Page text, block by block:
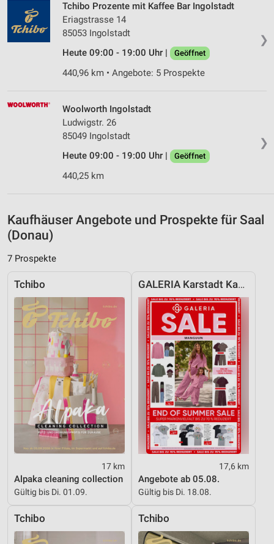
❯
Tchibo Prozente mit Kaffee Bar Ingolstadt
Eriagstrasse 14
85053 Ingolstadt
Heute 09:00 - 19:00 Uhr |
Geöffnet
440,96 km • Angebote: 5 Prospekte
❯
Woolworth Ingolstadt
Ludwigstr. 26
85049 Ingolstadt
Heute 09:00 - 19:00 Uhr |
Geöffnet
440,25 km
Kaufhäuser Angebote und Prospekte für Saal
(Donau)
7 Prospekte
Tchibo
17 km
Alpaka cleaning collection
Gültig bis Di. 01.09.
GALERIA Karstadt Kaufhof
17,6 km
Angebote ab 05.08.
Gültig bis Di. 18.08.
Tchibo Tchibo
Speichern von oder Zugriff auf Informationen
auf einem Endgerät
Verwendung reduzierter Daten zur Auswahl von
Verwendung von Profilen zur Auswahl
personalisierter Werbung
Erstellung von Profilen zur Personalisierung
Messung der Werbeleistung
Messung der Performance von Inhalten
Analyse von Zielgruppen durch Statistiken oder
Kombinationen von Daten aus verschiedenen
Quellen
Entwicklung und Verbesserung der Angebote
Verwendung reduzierter Daten zur Auswahl von
Inhalten
IAB-Besonderheiten:
Verwendung genauer Standortdaten
Geräte anhand von aktiv angeforderten
Informationen identifizieren
Nicht-IAB-Verarbeitungszwecke:
Notwendig
Performance
Funktional